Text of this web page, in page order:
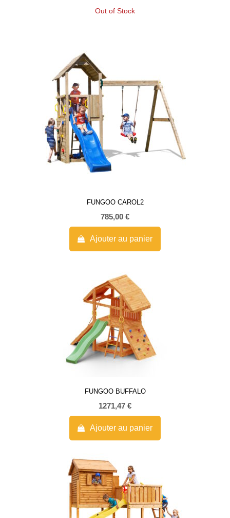
Out of Stock
FUNGOO CAROL2
785,00 €
Ajouter au panier
FUNGOO BUFFALO
1271,47 €
Ajouter au panier